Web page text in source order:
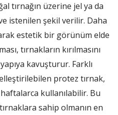
tırnağın üzerine jel ya da
istenilen şekil verilir. Daha
estetik bir görünüm elde
tırnakların kırılmasını
kavuşturur. Farklı
protez tırnak,
haftalarca kullanılabilir. Bu
sahip olmanın en